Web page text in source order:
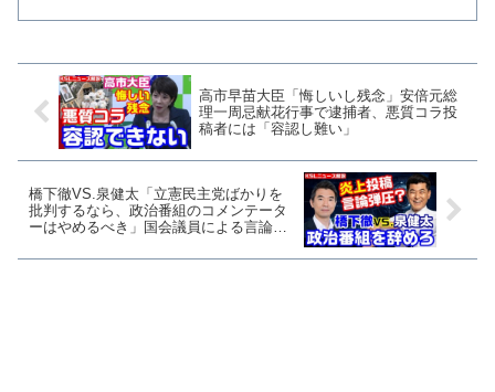
高市早苗大臣「悔しいし残念」安倍元総
理一周忌献花行事で逮捕者、悪質コラ投
稿者には「容認し難い」
橋下徹VS.泉健太「立憲民主党ばかりを
批判するなら、政治番組のコメンテータ
ーはやめるべき」国会議員による言論弾